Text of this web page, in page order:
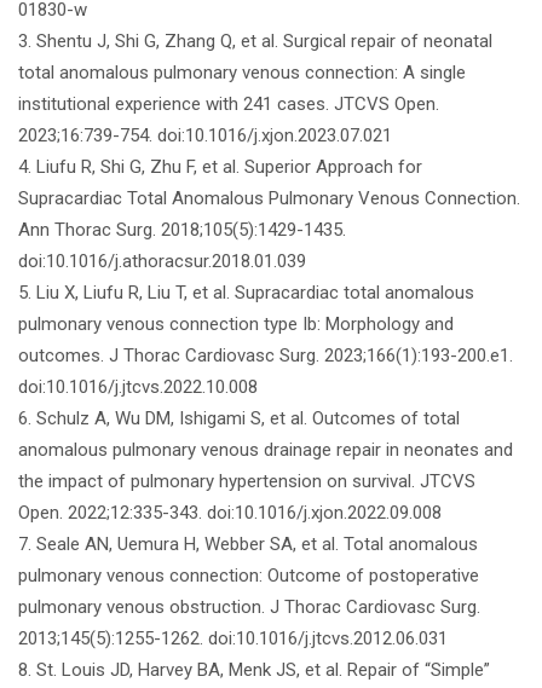
01830-w
3. Shentu J, Shi G, Zhang Q, et al. Surgical repair of neonatal
total anomalous pulmonary venous connection: A single
institutional experience with 241 cases. JTCVS Open.
2023;16:739-754. doi:10.1016/j.xjon.2023.07.021
4. Liufu R, Shi G, Zhu F, et al. Superior Approach for
Supracardiac Total Anomalous Pulmonary Venous Connection.
Ann Thorac Surg. 2018;105(5):1429-1435.
doi:10.1016/j.athoracsur.2018.01.039
5. Liu X, Liufu R, Liu T, et al. Supracardiac total anomalous
pulmonary venous connection type Ib: Morphology and
outcomes. J Thorac Cardiovasc Surg. 2023;166(1):193-200.e1.
doi:10.1016/j.jtcvs.2022.10.008
6. Schulz A, Wu DM, Ishigami S, et al. Outcomes of total
anomalous pulmonary venous drainage repair in neonates and
the impact of pulmonary hypertension on survival. JTCVS
Open. 2022;12:335-343. doi:10.1016/j.xjon.2022.09.008
7. Seale AN, Uemura H, Webber SA, et al. Total anomalous
pulmonary venous connection: Outcome of postoperative
pulmonary venous obstruction. J Thorac Cardiovasc Surg.
2013;145(5):1255-1262. doi:10.1016/j.jtcvs.2012.06.031
8. St. Louis JD, Harvey BA, Menk JS, et al. Repair of “Simple”